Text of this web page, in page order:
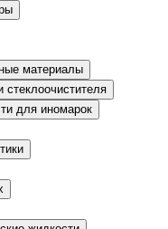
материалы
стеклоочистителя
для иномарок